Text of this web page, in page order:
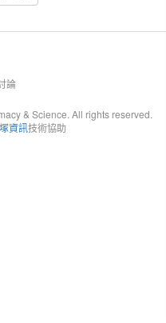
論
& Science. All rights reserved.
資訊技術協助